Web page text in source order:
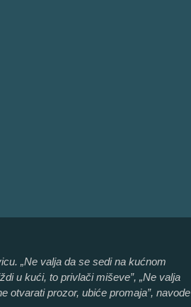
„Ne valja da se sedi na kućnom
u kući, to privlači miševe”, „Ne valja
otvarati prozor, ubiće promaja”, navode